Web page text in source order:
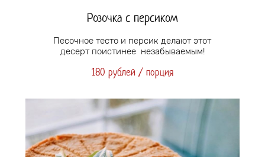
Розочка с персиком
Песочное тесто и персик делают этот
десерт поистинее незабываемым!
180 рублей / порция